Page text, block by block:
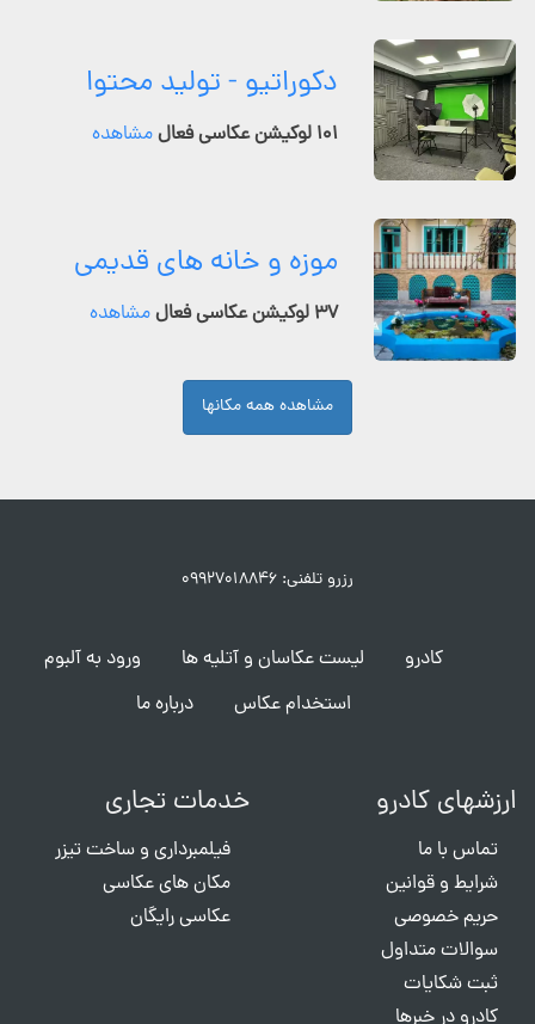
دکوراتیو - تولید محتوا
۱۰۱ لوکیشن عکاسی فعال مشاهده
موزه و خانه های قدیمی
۳۷ لوکیشن عکاسی فعال مشاهده
مشاهده همه مکانها
رزرو تلفنی: ۰۹۹۲۷۰۱۸۸۴۶
کادرو لیست عکاسان و آتلیه ها
ورود به آلبوم
استخدام عکاس
درباره ما
ارزشهای کادرو
تماس با ما
شرایط و قوانین
حریم خصوصی
سوالات متداول
ثبت شکایات
کادرو در خبرها
خدمات تجاری
فیلمبرداری و ساخت تیزر
مکان های عکاسی
عکاسی رایگان